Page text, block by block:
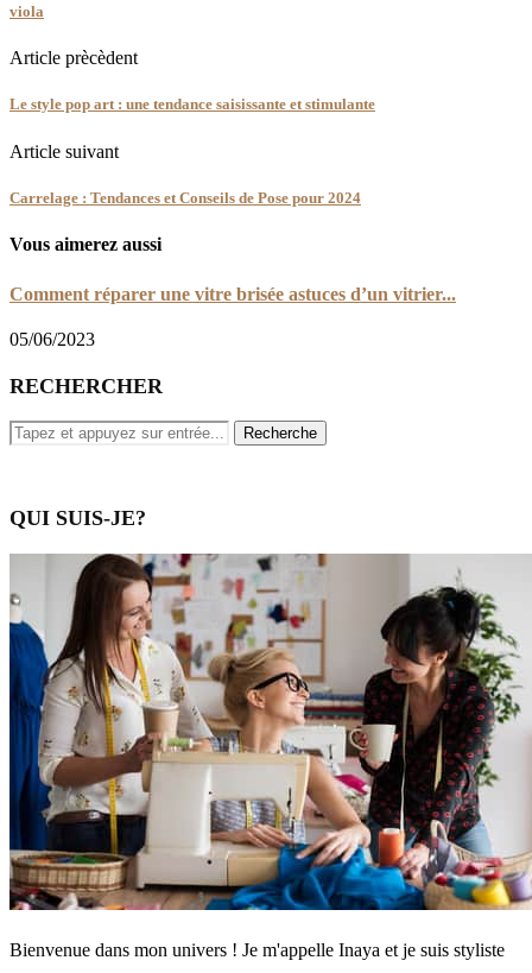
viola
Article prècèdent
Le style pop art : une tendance saisissante et stimulante
Article suivant
Carrelage : Tendances et Conseils de Pose pour 2024
Vous aimerez aussi
Comment réparer une vitre brisée astuces d’un vitrier...
05/06/2023
RECHERCHER
QUI SUIS-JE?
Bienvenue dans mon univers ! Je m'appelle Inaya et je suis styliste